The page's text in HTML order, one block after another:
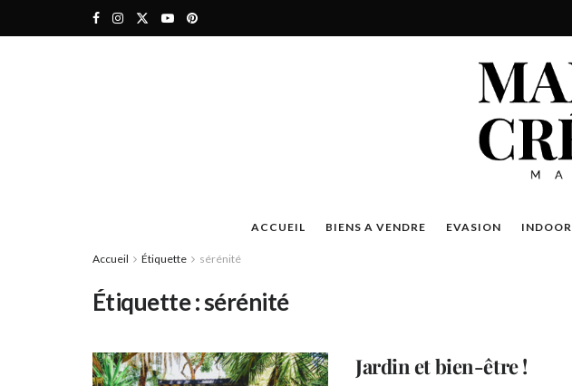
ACCUEIL BIENS A VENDRE EVASION INDOOR
Accueil Étiquette sérénité
Étiquette :sérénité
Jardin et bien-être !